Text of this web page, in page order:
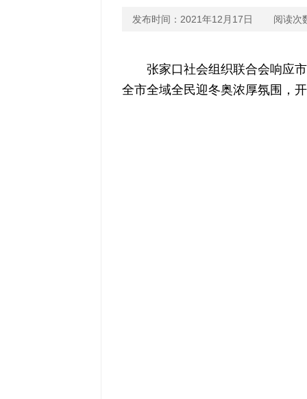
发布时间：2021年12月17日 阅读次
张家口社会组织联合会响应
全市全域全民迎冬奥浓厚氛围，